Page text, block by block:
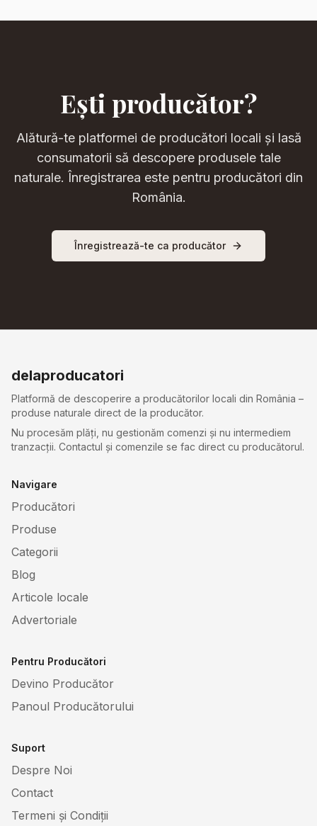
Ești producător?
Alătură-te platformei de producători locali și lasă
consumatorii să descopere produsele tale
naturale. Înregistrarea este pentru producători din
România.
Înregistrează-te ca producător
delaproducatori
Platformă de descoperire a producătorilor locali din România –
produse naturale direct de la producător.
Nu procesăm plăți, nu gestionăm comenzi și nu intermediem
tranzacții. Contactul și comenzile se fac direct cu producătorul.
Navigare
Producători
Produse
Categorii
Blog
Articole locale
Advertoriale
Pentru Producători
Devino Producător
Panoul Producătorului
Suport
Despre Noi
Contact
Termeni și Condiții